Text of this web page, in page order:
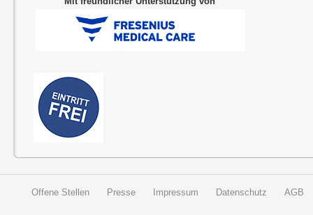
Offene Stellen Presse Impressum Datenschutz AGB